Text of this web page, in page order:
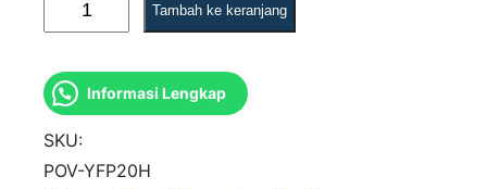
u
a
n
t
i
Tambah ke keranjang
Informasi Lengkap
SKU:
POV-YFP20H